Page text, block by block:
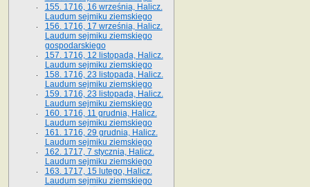
155. 1716, 16 września, Halicz.
Laudum sejmiku ziemskiego
156. 1716, 17 września, Halicz.
Laudum sejmiku ziemskiego
gospodarskiego
157. 1716, 12 listopada, Halicz.
Laudum sejmiku ziemskiego
158. 1716, 23 listopada, Halicz.
Laudum sejmiku ziemskiego
159. 1716, 23 listopada, Halicz.
Laudum sejmiku ziemskiego
160. 1716, 11 grudnia, Halicz.
Laudum sejmiku ziemskiego
161. 1716, 29 grudnia, Halicz.
Laudum sejmiku ziemskiego
162. 1717, 7 stycznia, Halicz.
Laudum sejmiku ziemskiego
163. 1717, 15 lutego, Halicz.
Laudum sejmiku ziemskiego